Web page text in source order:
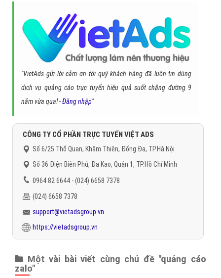
"VietAds gửi lời cảm ơn tới quý khách hàng đã luôn tin dùng
dịch vụ quảng cáo trực tuyến hiệu quả suốt chặng đường 9
năm vừa qua! -Đăng nhập"
CÔNG TY CỔ PHẦN TRỰC TUYẾN VIỆT ADS
Số 6/25 Thổ Quan, Khâm Thiên, Đống Đa, TP.Hà Nội
Số 36 Điện Biên Phủ, Đa Kao, Quận 1, TP.Hồ Chí Minh
0964 82 6644 - (024) 6658 7378
(024) 6658 7378
support@vietadsgroup.vn
https://vietadsgroup.vn
Một vài bài viết cùng chủ đề "quảng cáo
zalo"